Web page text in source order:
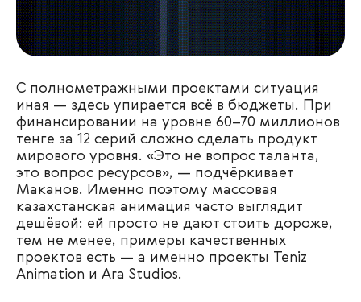
С полнометражными проектами ситуация
иная — здесь упирается всё в бюджеты. При
финансировании на уровне 60–70 миллионов
тенге за 12 серий сложно сделать продукт
мирового уровня. «Это не вопрос таланта,
это вопрос ресурсов», — подчёркивает
Маканов. Именно поэтому массовая
казахстанская анимация часто выглядит
дешёвой: ей просто не дают стоить дороже,
тем не менее, примеры качественных
проектов есть — а именно проекты Teniz
Animation и Ara Studios.